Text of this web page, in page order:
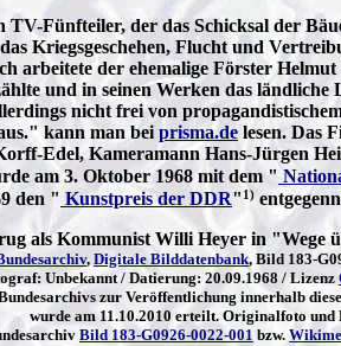
Fünfteiler, der das Schicksal der
Kriegsgeschehen, Flucht und
arbeitete der ehemalige Förster
und in seinen Werken das ländliche
nicht frei von
kann man bei prisma.de lesen. Das
Edel, Kameramann Hans-Jürgen
am 3. Oktober 1968 mit dem "
den " Kunstpreis der DDR" 1)
als Kommunist Willi Heyer in "Wege
, Digitale Bilddatenbank, Bild 183-
Unbekannt / Datierung: 20.09.1968 / Lizenz
zur Veröffentlichung innerhalb
wurde am 11.10.2010 erteilt. Originalfoto und
Bild 183-G0926-0022-001 bzw.